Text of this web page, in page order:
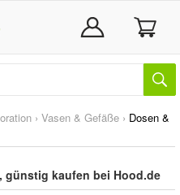
› Vasen & Gefäße › Dosen &
günstig kaufen bei Hood.de